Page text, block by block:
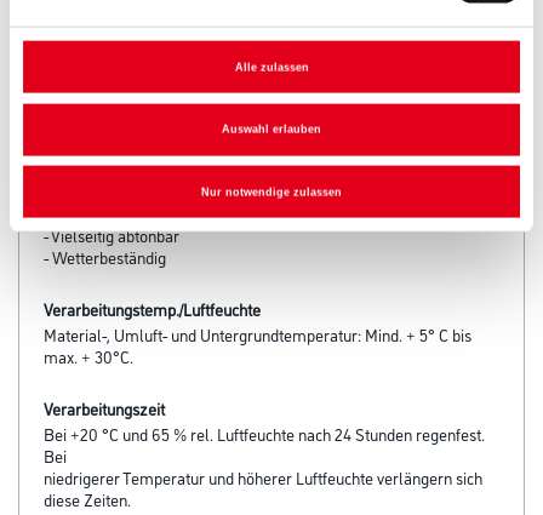
Alle zulassen
Auswahl erlauben
Nur notwendige zulassen
PRODUKTEIGENSCHAFTEN
- Rissüberbrückend und hochdeckend
- Vielseitig abtönbar
- Wetterbeständig
Verarbeitungstemp./Luftfeuchte
Material-, Umluft- und Untergrundtemperatur: Mind. + 5° C bis
max. + 30°C.
Verarbeitungszeit
Bei +20 °C und 65 % rel. Luftfeuchte nach 24 Stunden regenfest.
Bei
niedrigerer Temperatur und höherer Luftfeuchte verlängern sich
diese Zeiten.